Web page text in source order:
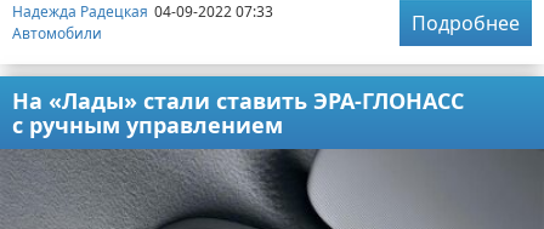
Надежда Радецкая 04-09-2022 07:33
Автомобили
Подробнее
На «Лады» стали ставить ЭРА-ГЛОНАСС
с ручным управлением